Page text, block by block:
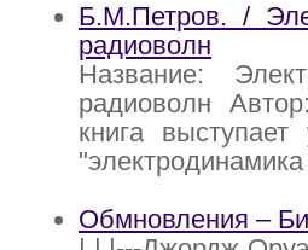
Б.М.Петров. /
радиоволн
Название:
радиоволн
книга
"электродинамика
Обмновления –